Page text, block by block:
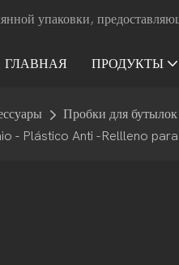
упаковки,
ГЛАВНАЯ ПРОДУКТЫ
Пробки для бутылок
- Plástico Anti -Rellleno